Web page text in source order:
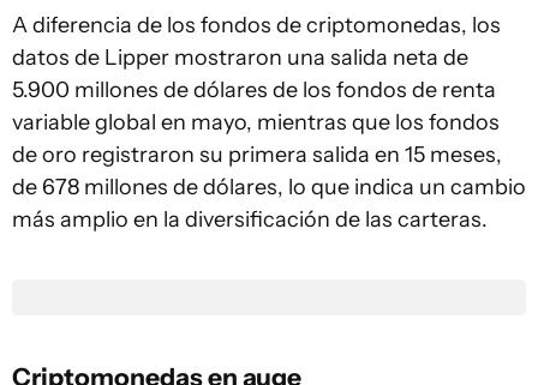
A diferencia de los fondos de criptomonedas, los
datos de Lipper mostraron una salida neta de
5.900 millones de dólares de los fondos de renta
variable global en mayo, mientras que los fondos
de oro registraron su primera salida en 15 meses,
de 678 millones de dólares, lo que indica un cambio
más amplio en la diversificación de las carteras.
Criptomonedas en auge